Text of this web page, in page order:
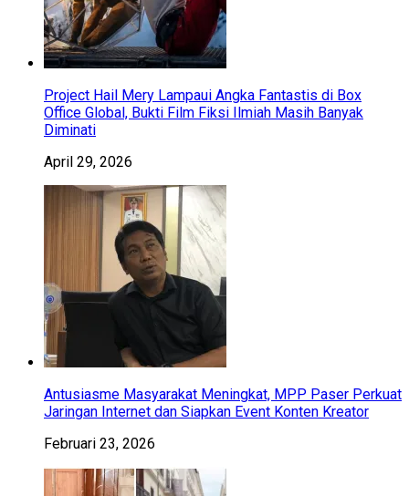
Project Hail Mery Lampaui Angka Fantastis di Box
Office Global, Bukti Film Fiksi Ilmiah Masih Banyak
Diminati
April 29, 2026
Antusiasme Masyarakat Meningkat, MPP Paser Perkuat
Jaringan Internet dan Siapkan Event Konten Kreator
Februari 23, 2026